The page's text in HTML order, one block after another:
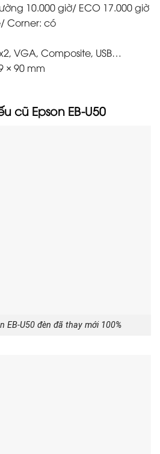
10.000 giờ/ ECO 17.000 giờ
Corner: có
VGA, Composite, USB…
× 90 mm
cũ Epson EB-U50
EB-U50 đèn đã thay mới 100%